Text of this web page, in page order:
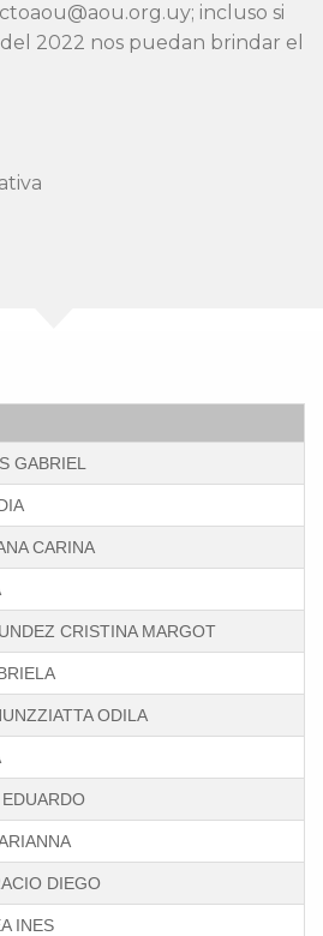
incluso si
2022 nos puedan brindar el
GABRIEL
CARINA
CRISTINA MARGOT
ODILA
DIEGO
INES